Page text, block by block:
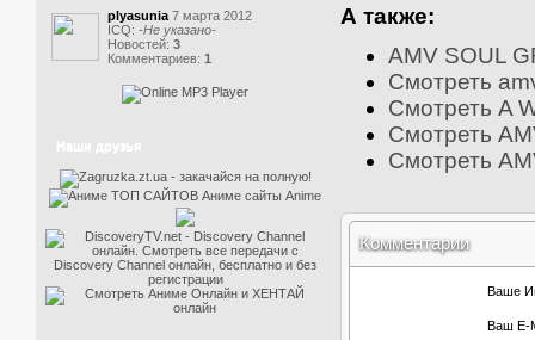
plyasunia 7 марта 2012
ICQ: -Не указано-
Новостей: 3
Комментариев: 1
Наши друзья
А также:
AMV SOUL
Смотреть
Смотреть A
Смотреть
Смотреть
Комментарии
Ваше
Ваш E-